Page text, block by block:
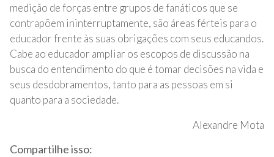
medição de forças entre grupos de fanáticos que se
contrapõem ininterruptamente, são áreas férteis para o
educador frente às suas obrigações com seus educandos.
Cabe ao educador ampliar os escopos de discussão na
busca do entendimento do que é tomar decisões na vida e
seus desdobramentos, tanto para as pessoas em si
quanto para a sociedade.
Alexandre Mota
Compartilhe isso: